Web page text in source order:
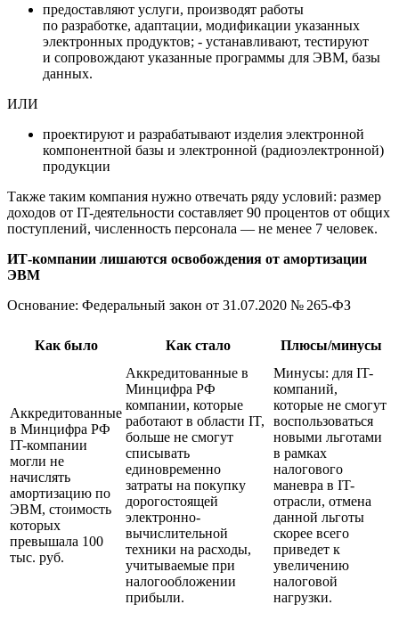
предоставляют услуги, производят работы
по разработке, адаптации, модификации указанных
электронных продуктов; - устанавливают, тестируют
и сопровождают указанные программы для ЭВМ, базы
данных.
ИЛИ
проектируют и разрабатывают изделия электронной
компонентной базы и электронной (радиоэлектронной)
продукции
Также таким компания нужно отвечать ряду условий: размер
доходов от IT-деятельности составляет 90 процентов от общих
поступлений, численность персонала — не менее 7 человек.
ИТ-компании лишаются освобождения от амортизации
ЭВМ
Основание: Федеральный закон от 31.07.2020 № 265-ФЗ
Как было Как стало Плюсы/минусы
Аккредитованные
в Минцифра РФ
IT-компании
могли не
начислять
амортизацию по
ЭВМ, стоимость
которых
превышала 100
тыс. руб.
Аккредитованные в
Минцифра РФ
компании, которые
работают в области IT,
больше не смогут
списывать
единовременно
затраты на покупку
дорогостоящей
электронно-
вычислительной
техники на расходы,
учитываемые при
налогообложении
прибыли.
Минусы: для IT-
компаний,
которые не смогут
воспользоваться
новыми льготами
в рамках
налогового
маневра в IT-
отрасли, отмена
данной льготы
скорее всего
приведет к
увеличению
налоговой
нагрузки.